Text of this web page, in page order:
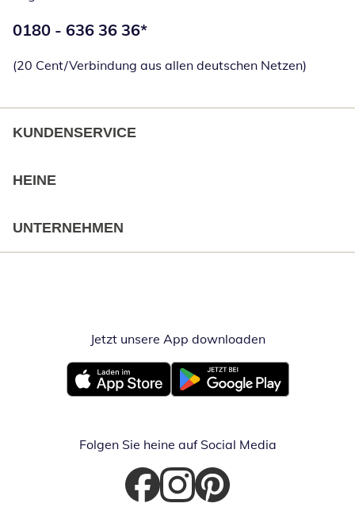
Telefonnummer:
0180 - 636 36 36*
(20 Cent/Verbindung aus allen deutschen Netzen)
KUNDENSERVICE
HEINE
UNTERNEHMEN
Jetzt unsere App downloadenÖffnet in
Öffnet in neuem FensterÖffnet in neuem Fenster
Folgen Sie heine auf Social Media
Öffnet in neuem Fenster
Öffnet in neuem Fenster
Öffnet in neuem Fenster